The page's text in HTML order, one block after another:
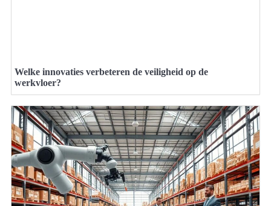
Welke innovaties verbeteren de veiligheid op de
werkvloer?